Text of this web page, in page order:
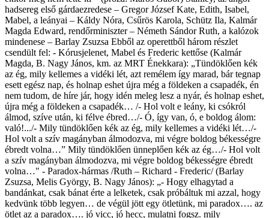
hadsereg első gárdaezredese – Gregor József Kate, Edith, Isabel,
Mabel, a leányai – Káldy Nóra, Csűrös Karola, Schütz Ila, Kalmár
Magda Edward, rendőrminiszter – Németh Sándor Ruth, a kalózok
mindenese – Barlay Zsuzsa Ebből az operettből három részlet
csendült fel: - Kórusjelenet, Mabel és Frederic kettőse (Kalmár
Magda, B. Nagy János, km. az MRT Énekkara): „Tündöklően kék
az ég, mily kellemes a vidéki lét, azt remélem így marad, bár tegnap
esett egész nap, és holnap eshet újra még a földeken a csapadék, én
nem tudom, de híre jár, hogy idén meleg lesz a nyár, és holnap eshet,
újra még a földeken a csapadék… /- Hol volt e leány, ki csókról
álmod, szíve után, ki félve ébred…/- Ó, így van, ó, e boldog álom:
való!.../- Mily tündöklően kék az ég, mily kellemes a vidéki lét…/-
Hol volt a szív magányban álmodozva, mi végre boldog békességre
ébredt volna…” Mily tündöklően ünneplően kék az ég…/- Hol volt
a szív magányban álmodozva, mi végre boldog békességre ébredt
volna…" - Paradox-hármas /Ruth – Richard - Frederic/ (Barlay
Zsuzsa, Melis György, B. Nagy János): „- Hogy elhagytad a
bandánkat, csak bánat érte a lelketek, csak próbáltuk mi azzal, hogy
kedvünk több legyen… de végül jött egy ötletünk, mi paradox…. az
ötlet az a paradox…. jó vicc, jó hecc, mulatni fogsz. mily